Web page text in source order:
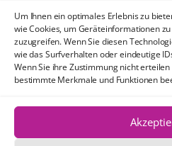
Um Ihnen ein optimales Erlebnis zu
wie Cookies, um Geräteinformationen
zuzugreifen. Wenn Sie diesen
wie das Surfverhalten oder eindeutige
Wenn Sie ihre Zustimmung nicht
bestimmte Merkmale und Funktionen